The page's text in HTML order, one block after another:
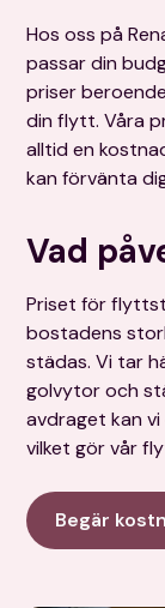
Hos oss på
passar din
priser
din flytt. Våra
alltid en
kan förvänta
Vad
Priset för
bostadens
städas. Vi tar
golvytor och
avdraget kan
vilket gör vår
Begär